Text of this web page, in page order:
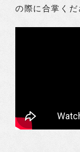
の際に合掌くだ